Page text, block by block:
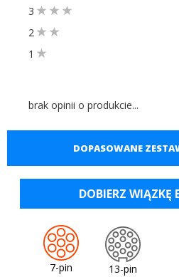
3
2
1
brak opinii o produkcie...
DOPASOWANE
DOBIERZ WIĄZKĘ
7-pin 13-pin